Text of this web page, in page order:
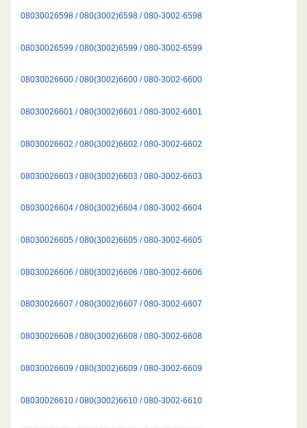
08030026598 / 080(3002)6598 / 080-3002-6598
08030026599 / 080(3002)6599 / 080-3002-6599
08030026600 / 080(3002)6600 / 080-3002-6600
08030026601 / 080(3002)6601 / 080-3002-6601
08030026602 / 080(3002)6602 / 080-3002-6602
08030026603 / 080(3002)6603 / 080-3002-6603
08030026604 / 080(3002)6604 / 080-3002-6604
08030026605 / 080(3002)6605 / 080-3002-6605
08030026606 / 080(3002)6606 / 080-3002-6606
08030026607 / 080(3002)6607 / 080-3002-6607
08030026608 / 080(3002)6608 / 080-3002-6608
08030026609 / 080(3002)6609 / 080-3002-6609
08030026610 / 080(3002)6610 / 080-3002-6610